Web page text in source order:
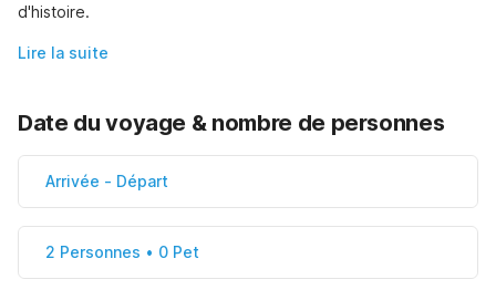
d'histoire.
Lire la suite
Date du voyage & nombre de personnes
Arrivée - Départ
2 Personnes • 0 Pet